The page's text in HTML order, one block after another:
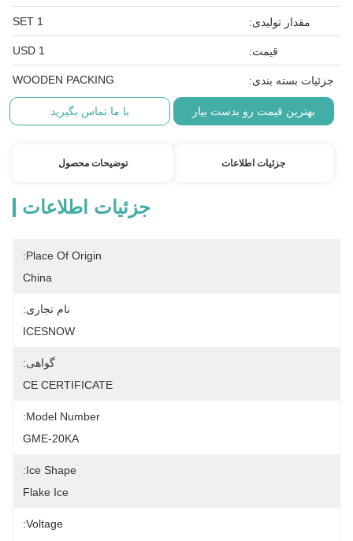
مقدار تولیدی: 1 SET
قیمت: 1 USD
جزئیات بسته بندی: WOODEN PACKING
بهترین قیمت رو بدست بیار با ما تماس بگیرید
جزئیات اطلاعات توضیحات محصول
جزئیات اطلاعات
Place Of Origin:
China
نام تجاری:
ICESNOW
گواهی:
CE CERTIFICATE
Model Number:
GME-20KA
Ice Shape:
Flake Ice
Voltage: